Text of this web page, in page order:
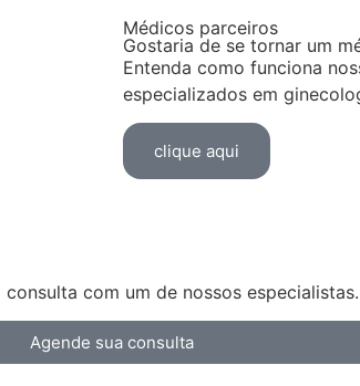
Médicos parceiros
Gostaria de se tornar um
Entenda como funciona
especializados em
clique aqui
com um de nossos especialistas.
Agende sua consulta